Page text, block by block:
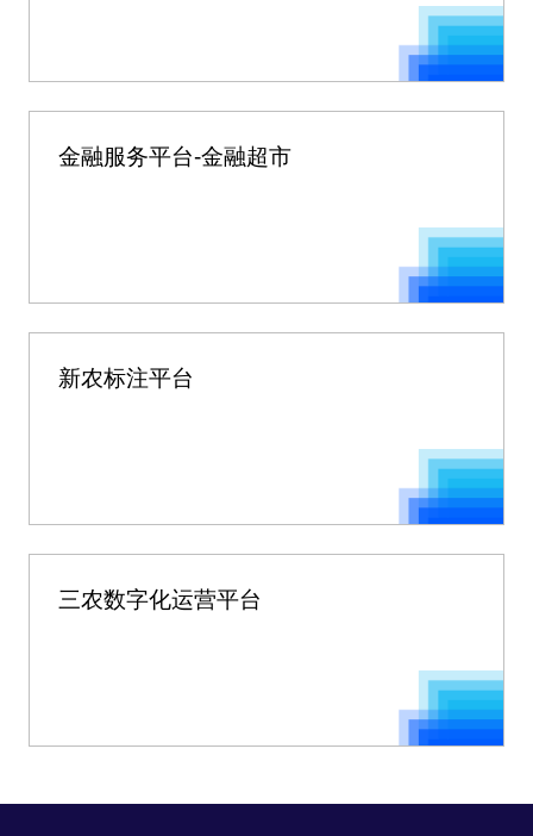
金融服务平台-金融超市
新农标注平台
三农数字化运营平台